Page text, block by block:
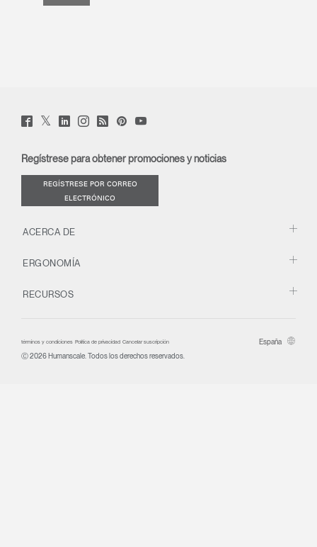
Facebook
(opens
Twitter
(opens
LinkedIn
(opens
Instagram
(opens
Humanscale
Blog
window)
PinterstYouTube
Regístrese para obtener promociones y noticias
REGÍSTRESE POR CORREO
ELECTRÓNICO
ACERCA DE
ERGONOMÍA
RECURSOS
términos y condiciones Política de privacidad Cancelar suscripción
España
Ⓒ 2026 Humanscale. Todos los derechos reservados.